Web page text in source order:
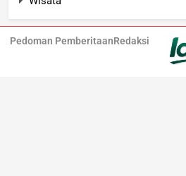
Pedoman PemberitaanRedaksi